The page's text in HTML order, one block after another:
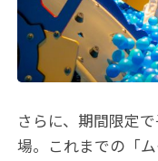
さらに、期間限定
場。これまでの「